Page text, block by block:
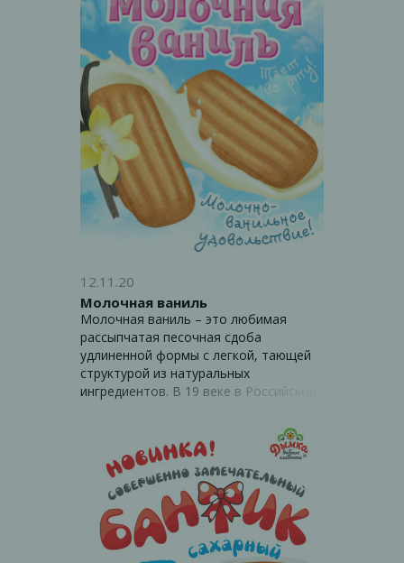
12.11.20
Молочная ваниль
Молочная ваниль – это любимая
рассыпчатая песочная сдоба
удлиненной формы с легкой, тающей
структурой из натуральных
ингредиентов. В 19 веке в Российской
восточными, потому что классический
рецепт сладости пришел к нам из
Персии. Они очень полюбились во
многих странах мира, а в Греции и
Турции являются национальным
лакомством. Аналог сдобы с
добавлением джема – это хорошо
известное и любимое нами курабье.